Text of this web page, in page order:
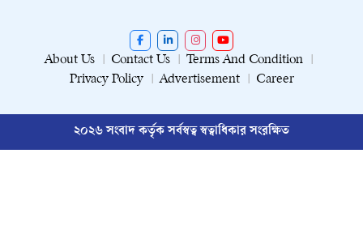
About Us Contact Us
Terms And Condition
Privacy Policy
Advertisement Career
২০২৬ সংবাদ কর্তৃক সর্বস্বত্ব স্বত্বাধিকার সংরক্ষিত